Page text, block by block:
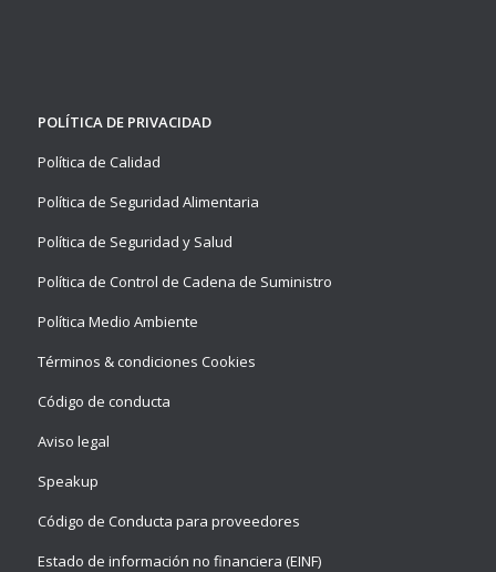
POLÍTICA DE PRIVACIDAD
Política de Calidad
Política de Seguridad Alimentaria
Política de Seguridad y Salud
Política de Control de Cadena de Suministro
Política Medio Ambiente
Términos & condiciones Cookies
Código de conducta
Aviso legal
Speakup
Código de Conducta para proveedores
Estado de información no financiera (EINF)